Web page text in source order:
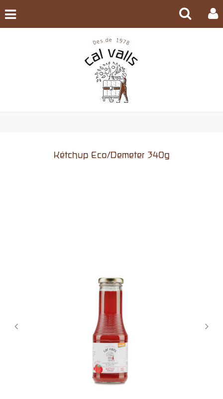
Kétchup Eco/Demeter 340g